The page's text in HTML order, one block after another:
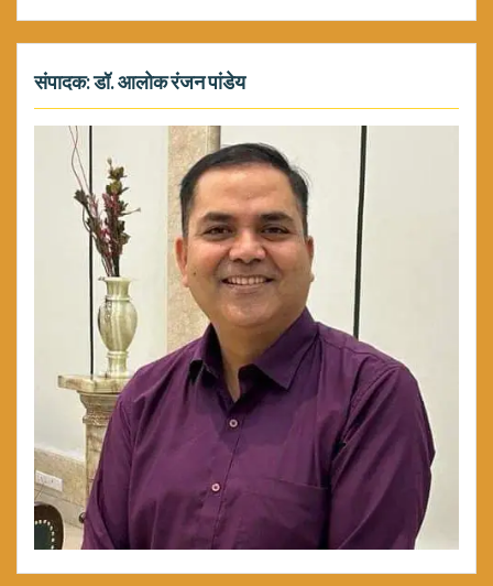
संपादक: डॉ. आलोक रंजन पांडेय